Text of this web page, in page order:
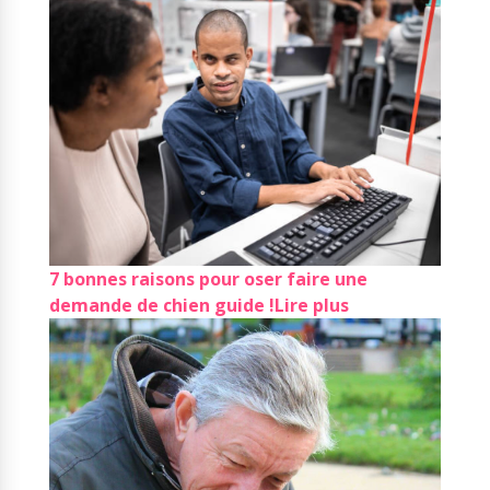
7 bonnes raisons pour oser faire une
demande de chien guide !Lire plus